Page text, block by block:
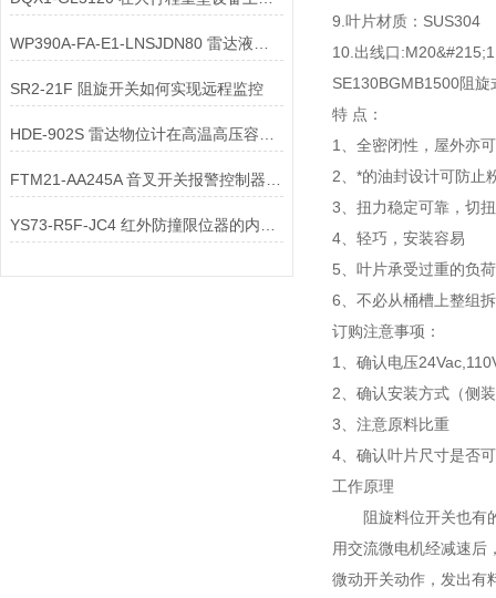
SR2-21F 阻旋开关如何实现远程监控
9.叶片材质：SUS304
10.出线口
SE130BGMB1500阻
特 点：
1、全密闭性，屋外亦
2、*的油封设计可防止
3、扭力稳定可靠，切
4、轻巧，安装容易
5、叶片承受过重的负
6、不必从桶槽上整组
订购注意事项：
1、确认电压
2、确认安装方式（侧
3、注意原料比重
4、确认叶片尺寸是否
工作原理
阻旋料位开关也有的
用交流微电机经减速后
微动开关动作，发出有